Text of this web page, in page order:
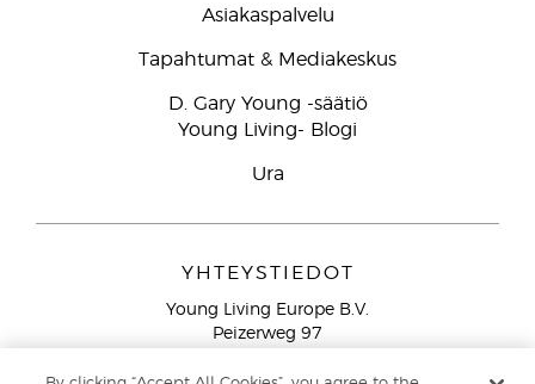
Asiakaspalvelu
Tapahtumat & Mediakeskus
D. Gary Young -säätiö
Young Living- Blogi
Ura
YHTEYSTIEDOT
Young Living Europe B.V.
Peizerweg 97